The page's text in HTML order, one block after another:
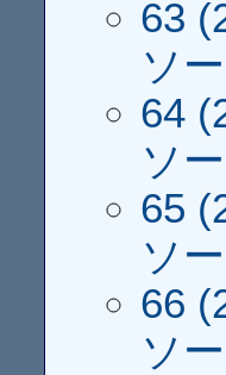
63
ソ
64
ソ
65
ソ
66
ソ